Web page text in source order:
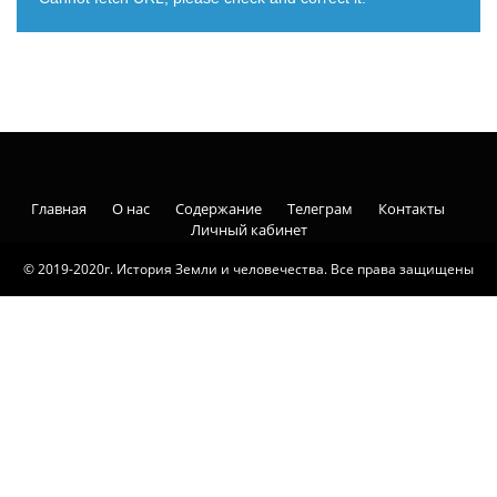
© 2019-2020г. История Земли и человечества. Все права защищены
Главная О нас Содержание Телеграм
Контакты
Личный кабинет